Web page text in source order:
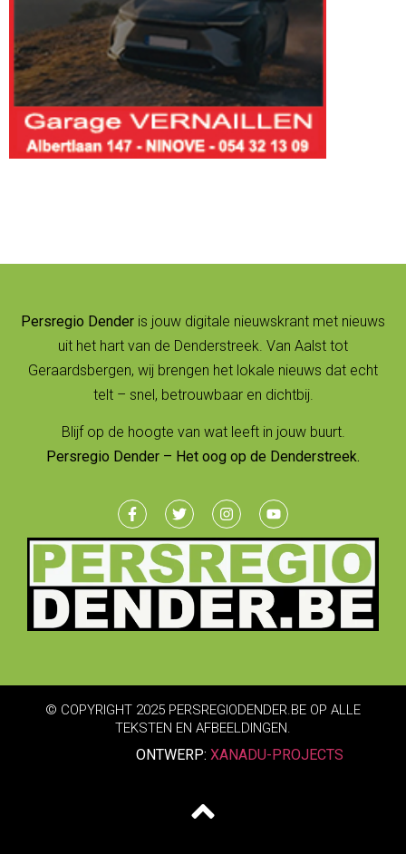
Persregio Dender is jouw digitale nieuwskrant met nieuws
uit het hart van de Denderstreek. Van Aalst tot
Geraardsbergen, wij brengen het lokale nieuws dat echt
telt – snel, betrouwbaar en dichtbij.
Blijf op de hoogte van wat leeft in jouw buurt.
Persregio Dender – Het oog op de Denderstreek.
© COPYRIGHT 2025 PERSREGIODENDER.BE OP ALLE
TEKSTEN EN AFBEELDINGEN.
ONTWERP: XANADU-PROJECTS